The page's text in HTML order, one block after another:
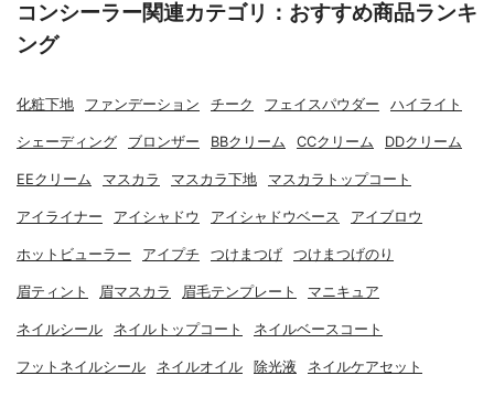
コンシーラー関連カテゴリ：おすすめ商品ランキ
ング
化粧下地 ファンデーション チーク フェイスパウダー ハイライト
シェーディング ブロンザー BBクリーム CCクリーム DDクリーム
EEクリーム マスカラ マスカラ下地 マスカラトップコート
アイライナー アイシャドウ アイシャドウベース アイブロウ
ホットビューラー アイプチ つけまつげ つけまつげのり
眉ティント 眉マスカラ 眉毛テンプレート マニキュア
ネイルシール ネイルトップコート ネイルベースコート
フットネイルシール ネイルオイル 除光液 ネイルケアセット